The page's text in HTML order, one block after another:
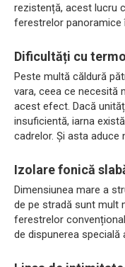
rezistență, acest lucru
ferestrelor panoramice
Dificultăți cu
Peste multă căldură
vara, ceea ce necesită
acest efect. Dacă
insuficientă, iarna
cadrelor. Și asta aduce
Izolare fonică
Dimensiunea mare a
de pe stradă sunt mult
ferestrelor
de dispunerea specială